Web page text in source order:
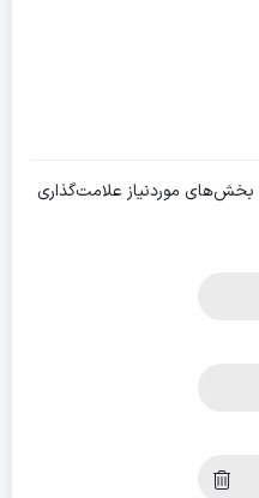
بخش‌های موردنیاز علامت‌گذاری